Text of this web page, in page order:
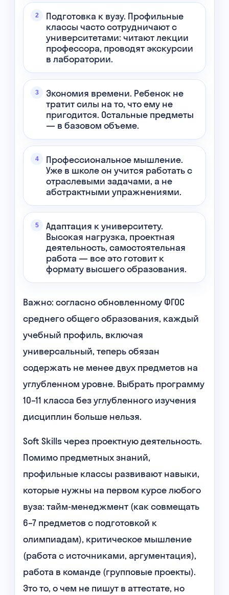
Подготовка к вузу. Профильные
классы часто сотрудничают с
университетами: читают лекции
профессора, проводят экскурсии
в лаборатории.
Экономия времени. Ребенок не
тратит силы на то, что ему не
пригодится. Остальные предметы
— в базовом объеме.
Профессиональное мышление.
Уже в школе он учится работать с
отраслевыми задачами, а не
абстрактными упражнениями.
Адаптация к университету.
Высокая нагрузка, проектная
деятельность, самостоятельная
работа — все это готовит к
формату высшего образования.
Важно: согласно обновленному ФГОС
среднего общего образования, каждый
учебный профиль, включая
универсальный, теперь обязан
содержать не менее двух предметов на
углубленном уровне. Выбрать программу
10–11 класса без углубленного изучения
дисциплин больше нельзя.
Soft Skills через проектную деятельность.
Помимо предметных знаний,
профильные классы развивают навыки,
которые нужны на первом курсе любого
вуза: тайм-менеджмент (как совмещать
6–7 предметов с подготовкой к
олимпиадам), критическое мышление
(работа с источниками, аргументация),
работа в команде (групповые проекты).
Это то, о чем не пишут в аттестате, но